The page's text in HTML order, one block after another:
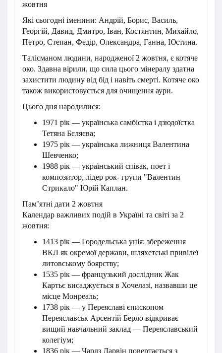
жовтня
Які сьогодні іменини: Андрій, Борис, Василь,
Георгій, Давид, Дмитро, Іван, Костянтин, Михайло,
Петро, Степан, Федір, Олександра, Ганна, Юстина.
Талісманом людини, народженої 2 жовтня, є котяче
око. Здавна вірили, що сила цього мінералу здатна
захистити людину від бід і навіть смерті. Котяче око
також використовується для очищення аури.
Цього дня народилися:
1971 рік — українська самбістка і дзюдоїстка
Тетяна Бєляєва;
1975 рік — українська лижниця Валентина
Шевченко;
1988 рік — український співак, поет і
композитор, лідер рок- групи "Валентин
Стрикало" Юрій Каплан.
Пам’ятні дати 2 жовтня
Календар важливих подій в Україні та світі за 2
жовтня:
1413 рік — Городельська унія: збереження
ВКЛ як окремої держави, шляхетські привілеї
литовському боярству;
1535 рік — французький дослідник Жак
Картьє висаджується в Хочелазі, назвавши це
місце Монреаль;
1738 рік — у Переяславі єпископом
Переяславськ Арсентій Берло відкриває
вищий навчальний заклад — Переяславський
колегіум;
1836 рік — Чарлз Дарвін повертається з